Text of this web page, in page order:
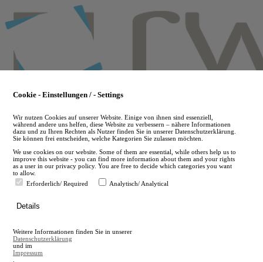
to
main
en
A
A
Cookie - Einstellungen / - Settings
Wir nutzen Cookies auf unserer Website. Einige von ihnen sind essenziell,
während andere uns helfen, diese Website zu verbessern – nähere Informationen
dazu und zu Ihren Rechten als Nutzer finden Sie in unserer Datenschutzerklärung.
Sie können frei entscheiden, welche Kategorien Sie zulassen möchten.
We use cookies on our website. Some of them are essential, while others help us to
improve this website - you can find more information about them and your rights
as a user in our privacy policy. You are free to decide which categories you want
to allow.
Erforderlich/ Required
Analytisch/ Analytical
Details
Weitere Informationen finden Sie in unserer
Datenschutzerklärung
und im
Impressum